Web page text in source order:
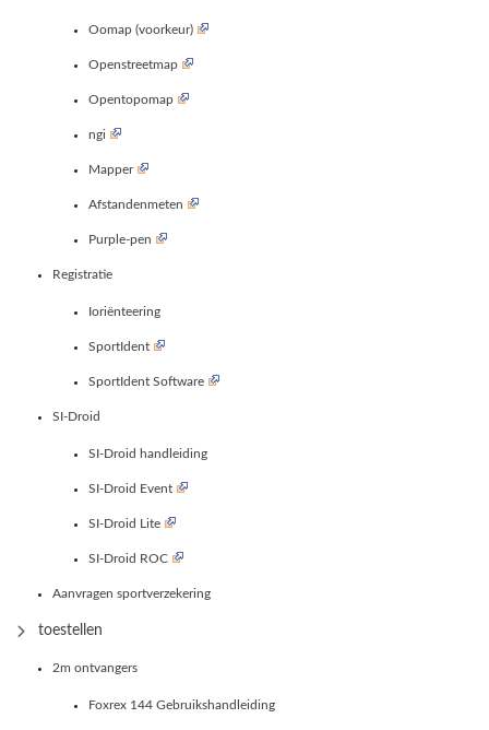
Oomap (voorkeur)
Openstreetmap
Opentopomap
ngi
Mapper
Afstandenmeten
Purple-pen
Registratie
Ioriënteering
SportIdent
SportIdent Software
SI-Droid
SI-Droid handleiding
SI-Droid Event
SI-Droid Lite
SI-Droid ROC
Aanvragen sportverzekering
toestellen
2m ontvangers
Foxrex 144 Gebruikshandleiding